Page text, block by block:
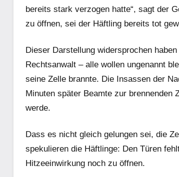
bereits stark verzogen hatte“, sagt der
zu öffnen, sei der Häftling bereits tot
Dieser Darstellung widersprochen
Rechtsanwalt – alle wollen ungenannt
seine Zelle brannte. Die Insassen der
Minuten später Beamte zur
werde.
Dass es nicht gleich gelungen sei, die
spekulieren die Häftlinge: Den Türen
Hitzeeinwirkung noch zu öffnen.